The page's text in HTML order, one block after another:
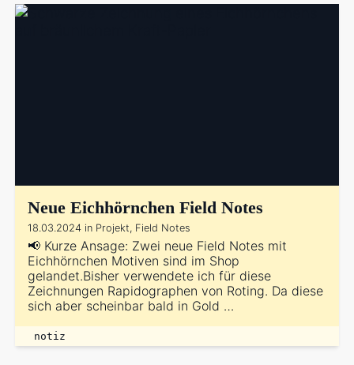
Neue Eichhörnchen Field Notes
18.03.2024 in Projekt, Field Notes
📢 Kurze Ansage: Zwei neue Field Notes mit
Eichhörnchen Motiven sind im Shop
gelandet.Bisher verwendete ich für diese
Zeichnungen Rapidographen von Roting. Da diese
sich aber scheinbar bald in Gold …
notiz